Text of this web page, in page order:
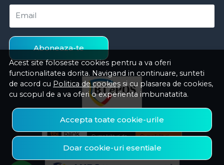
Acest site foloseste cookies pentru a va oferi
functionalitatea dorita. Navigand in continuare, sunteti
de acord cu Politica de cookies si cu plasarea de cookies,
cu scopul de a va oferi o experienta imbunatatita.
Accepta toate cookie-urile
Doar cookie-uri esentiale
Email
Aboneaza-te